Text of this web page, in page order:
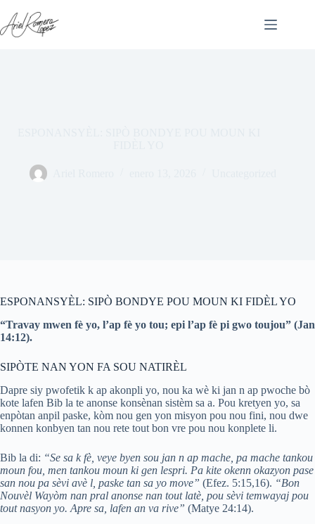
contenido
ESPONANSYÈL: SIPÒ BONDYE POU MOUN KI FIDÈL YO
“Travay mwen fè yo, l’ap fè yo tou; epi l’ap fè pi gwo toujou” (Jan
14:12).
SIPÒTE NAN YON FA SOU NATIRÈL
Dapre siy pwofetik k ap akonpli yo, nou ka wè ki jan n ap pwoche bò
kote lafen Bib la te anonse konsènan sistèm sa a. Pou kretyen yo, sa
enpòtan anpil paske, kòm nou gen yon misyon pou nou fini, nou dwe
konnen konbyen tan nou rete tout bon vre pou nou konplete li.
Bib la di: “Se sa k fè, veye byen sou jan n ap mache, pa mache tankou
moun fou, men tankou moun ki gen lespri. Pa kite okenn okazyon pase
san nou pa sèvi avè l, paske tan sa yo move” (Efez. 5:15,16). “Bon
Nouvèl Wayòm nan pral anonse nan tout latè, pou sèvi temwayaj pou
tout nasyon yo. Apre sa, lafen an va rive” (Matye 24:14).